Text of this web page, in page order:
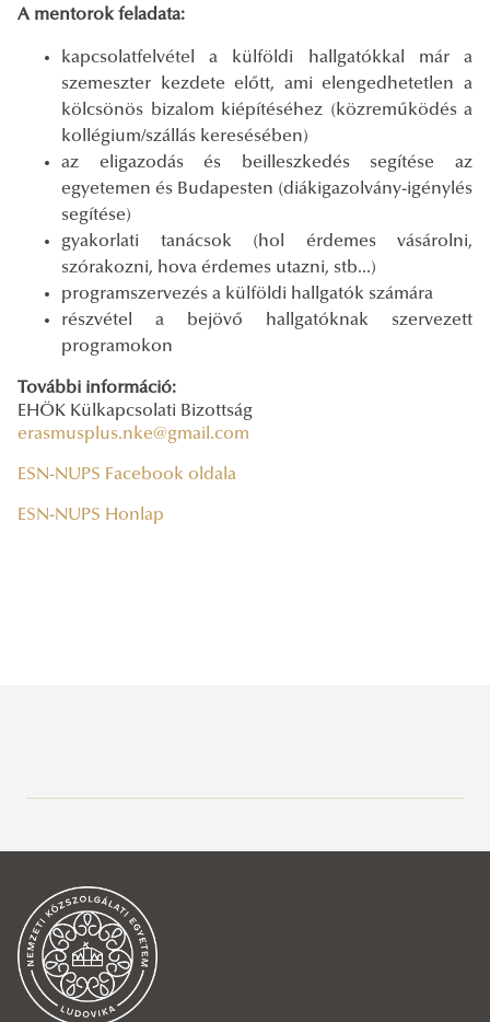
ERASMUS+
Az Erasmus+ programról
Pályázati felhívások
Tanulmányi Felhívás
Szakmai Gyakorlat Felhívás
Erasmus+ pályázati portál
Hallgatói mobilitás
A mentorok feladata:
kapcsolatfelvétel a külföldi hallgatókkal már a
szemeszter kezdete előtt, ami elengedhetetlen a
kölcsönös bizalom kiépítéséhez (közreműködés a
kollégium/szállás keresésében)
az eligazodás és beilleszkedés segítése az
egyetemen és Budapesten (diákigazolvány-igénylés
segítése)
gyakorlati tanácsok (hol érdemes vásárolni,
szórakozni, hova érdemes utazni, stb...)
programszervezés a külföldi hallgatók számára
részvétel a bejövő hallgatóknak szervezett
programokon
További információ:
EHÖK Külkapcsolati Bizottság
erasmusplus.nke@gmail.com
ESN-NUPS Facebook oldala
ESN-NUPS Honlap